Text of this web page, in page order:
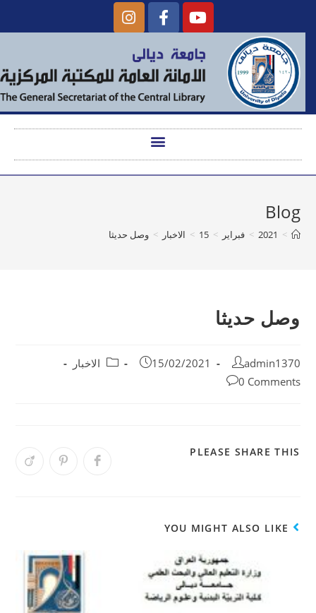
Blog
>
2021
> فبراير >
15
> الاخبار > وصل حديثا
وصل حديثا
admin1370
15/02/2021
الاخبار
0 Comments
PLEASE SHARE THIS
YOU MIGHT ALSO LIKE